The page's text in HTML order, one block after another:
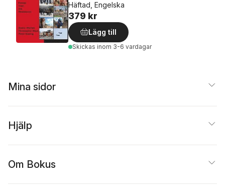
Häftad, Engelska
379 kr
Lägg till
Skickas inom 3-6 vardagar
Mina sidor
Hjälp
Om Bokus